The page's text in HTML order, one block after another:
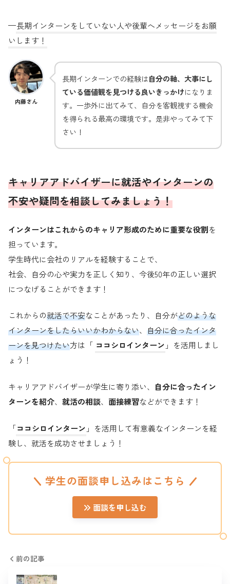
—長期インターンをしていない人や後輩へメッセージをお願
いします！
内藤さん
長期インターンでの経験は自分の軸、大事にし
ている価値観を見つける良いきっかけになりま
す。一歩外に出てみて、自分を客観視する機会
を得られる最高の環境です。是非やってみて下
さい！
キャリアアドバイザーに就活やインターンの
不安や疑問を相談してみましょう！
インターンはこれからのキャリア形成のために重要な役割を
担っています。
学生時代に会社のリアルを経験することで、
社会、自分の心や実力を正しく知り、今後50年の正しい選択
につなげることができます！
これからの就活で不安なことがあったり、自分がどのような
インターンをしたらいいかわからない、 自分に合ったインタ
ーンを見つけたい方は「 ココシロインターン 」を活用しまし
ょう！
キャリアアドバイザーが学生に寄り添い、 自分に合ったイン
ターンを紹介、 就活の相談、 面接練習などができます！
「ココシロインターン 」を活用して有意義なインターンを経
験し、就活を成功させましょう！
学生の面談申し込みはこちら
面談を申し込む
前の記事